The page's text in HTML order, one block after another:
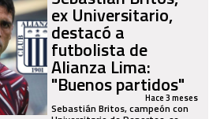
ex Universitario,
destacó a
futbolista de
Alianza Lima:
"Buenos partidos"
Hace 3 meses
Sebastián Britos, campeón con